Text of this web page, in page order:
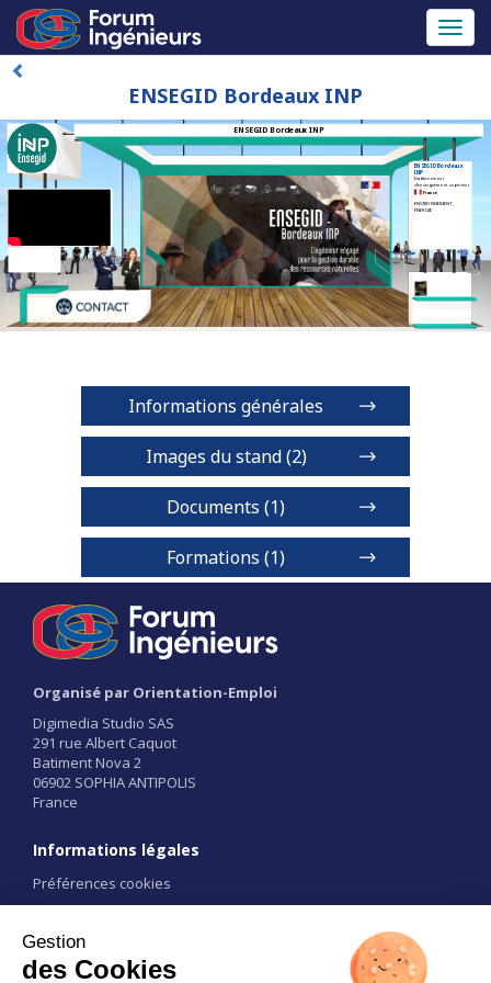
ENSEGID Bordeaux INP
ENSEGID Bordeaux INP
ENSEGID Bordeaux
INP
Etablissement
d'enseignement supérieur
France
ENVIRONNEMENT,
ÉNERGIE
Informations générales
Images du stand (2)
1 / 2
Documents (1)
Plaquette
Formations (1)
Formation d'ingénieur Bac + 5 -
bac général
Niveaux de diplôme
BAC+5
Organisé par Orientation-Emploi
Digimedia Studio SAS
291 rue Albert Caquot
Batiment Nova 2
06902 SOPHIA ANTIPOLIS
France
Informations légales
Préférences cookies
CGU